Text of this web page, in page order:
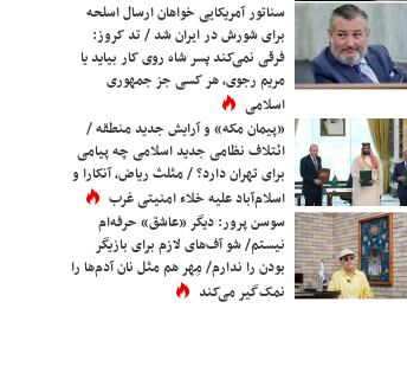
سناتور آمریکایی خواهان ارسال اسلحه
برای شورش در ایران شد / تد کروز:
فرقی نمی‌کند پسر شاه روی کار بیاید یا
مریم رجوی، هر کسی جز جمهوری
اسلامی
«پیمان مکه» و آرایش جدید منطقه /
ائتلاف نظامی جدید اسلامی چه پیامی
برای تهران دارد؟ / مثلث ریاض، آنکارا و
اسلام‌آباد علیه خلاء امنیتی غرب
سوسن پرور: دیگر «عاشق» حرفه‌ام
نیستم/ شو آف‌های لازم برای بازیگر
بودن را ندارم/ مِهر هم مثل نان آدم‌ها را
نمک‌گیر می‌کند